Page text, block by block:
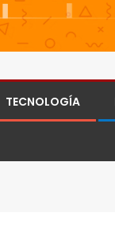
TECNOLOGÍA